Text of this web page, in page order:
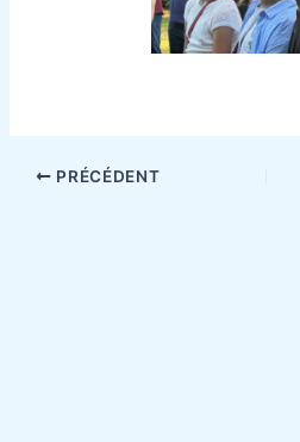
PRÉCÉDENT